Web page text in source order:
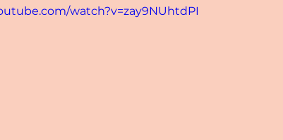
watch?v=zay9NUhtdPI